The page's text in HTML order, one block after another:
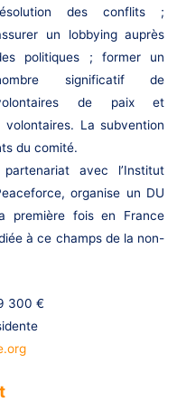
des conflits ;
un lobbying auprès
politiques ; former un
significatif de
de paix et
La subvention
du comité.
avec l’Institut
organise un DU
première fois en France
à ce champs de la non-
300 €